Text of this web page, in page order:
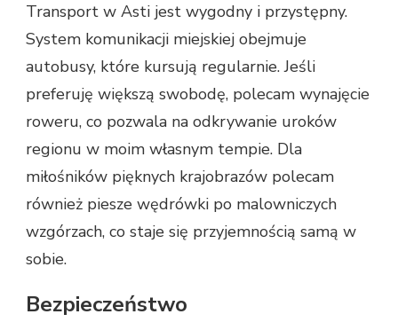
Transport w Asti jest wygodny i przystępny.
System komunikacji miejskiej obejmuje
autobusy, które kursują regularnie. Jeśli
preferuję większą swobodę, polecam wynajęcie
roweru, co pozwala na odkrywanie uroków
regionu w moim własnym tempie. Dla
miłośników pięknych krajobrazów polecam
również piesze wędrówki po malowniczych
wzgórzach, co staje się przyjemnością samą w
sobie.
Bezpieczeństwo